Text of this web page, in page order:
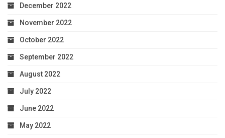
December 2022
November 2022
October 2022
September 2022
August 2022
July 2022
June 2022
May 2022